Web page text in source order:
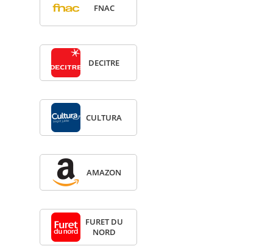
FNAC
DECITRE
CULTURA
AMA­ZON
FURET DU
NORD